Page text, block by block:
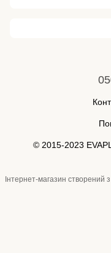
© 2015-2023
Інтернет-магазин створений